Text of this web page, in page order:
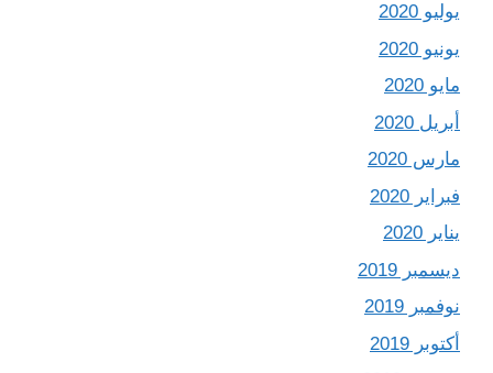
يوليو 2020
يونيو 2020
مايو 2020
أبريل 2020
مارس 2020
فبراير 2020
يناير 2020
ديسمبر 2019
نوفمبر 2019
أكتوبر 2019